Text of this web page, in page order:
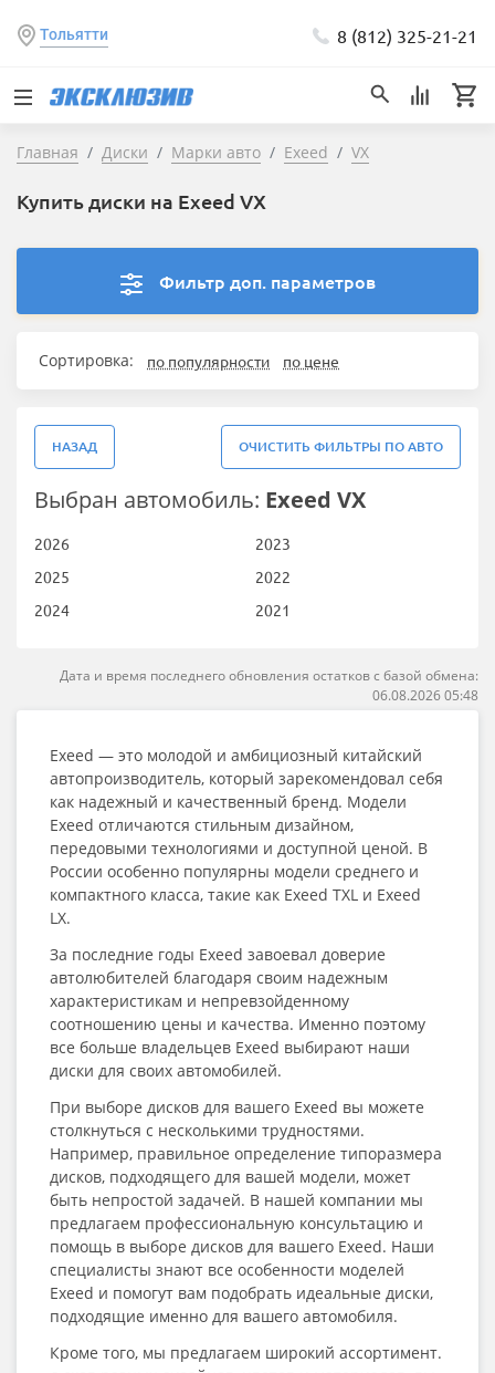
Тольятти 8 (812) 325-21-21
Главная Диски Марки авто Exeed VX
Купить диски на Exeed VX
Фильтр доп. параметров
Сортировка: по популярности по цене
НАЗАД ОЧИСТИТЬ ФИЛЬТРЫ ПО АВТО
Выбран автомобиль: Exeed VX
2026
2025
2024
2023
2022
2021
Дата и время последнего обновления остатков с базой обмена:
06.08.2026 05:48
Exeed — это молодой и амбициозный китайский
автопроизводитель, который зарекомендовал себя
как надежный и качественный бренд. Модели
Exeed отличаются стильным дизайном,
передовыми технологиями и доступной ценой. В
России особенно популярны модели среднего и
компактного класса, такие как Exeed TXL и Exeed
LX.
За последние годы Exeed завоевал доверие
автолюбителей благодаря своим надежным
характеристикам и непревзойденному
соотношению цены и качества. Именно поэтому
все больше владельцев Exeed выбирают наши
диски для своих автомобилей.
При выборе дисков для вашего Exeed вы можете
столкнуться с несколькими трудностями.
Например, правильное определение типоразмера
дисков, подходящего для вашей модели, может
быть непростой задачей. В нашей компании мы
предлагаем профессиональную консультацию и
помощь в выборе дисков для вашего Exeed. Наши
специалисты знают все особенности моделей
Exeed и помогут вам подобрать идеальные диски,
подходящие именно для вашего автомобиля.
Кроме того, мы предлагаем широкий ассортимент.